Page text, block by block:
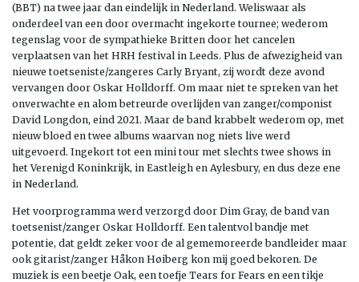
(BBT) na twee jaar dan eindelijk in Nederland. Weliswaar als
onderdeel van een door overmacht ingekorte tournee; wederom
tegenslag voor de sympathieke Britten door het cancelen
verplaatsen van het HRH festival in Leeds. Plus de afwezigheid van
nieuwe toetseniste/zangeres Carly Bryant, zij wordt deze avond
vervangen door Oskar Holldorff. Om maar niet te spreken van het
onverwachte en alom betreurde overlijden van zanger/componist
David Longdon, eind 2021. Maar de band krabbelt wederom op, met
nieuw bloed en twee albums waarvan nog niets live werd
uitgevoerd. Ingekort tot een mini tour met slechts twee shows in
het Verenigd Koninkrijk, in Eastleigh en Aylesbury, en dus deze ene
in Nederland.
Het voorprogramma werd verzorgd door Dim Gray, de band van
toetsenist/zanger Oskar Holldorff. Een talentvol bandje met
potentie, dat geldt zeker voor de al gememoreerde bandleider maar
ook gitarist/zanger Håkon Høiberg kon mij goed bekoren. De
muziek is een beetje Oak, een toefje Tears for Fears en een tikje